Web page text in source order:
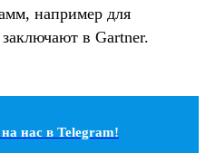
например для
в Gartner.
наc в Telegram!